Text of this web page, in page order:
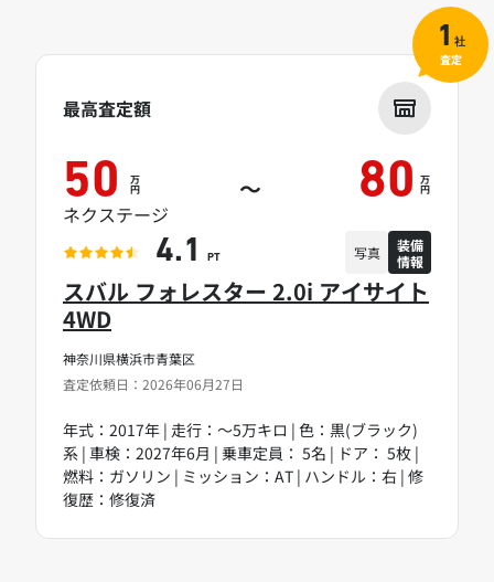
神奈川県横浜市青葉区
査定依頼日：2026年06月27日
スバル フォレスター 2.0i アイサイト
4WD
年式：2017年 | 走行：～5万キロ | 色：黒(ブラック)
系 | 車検：2027年6月 | 乗車定員： 5名 | ドア： 5枚 |
燃料：ガソリン | ミッション：AT | ハンドル：右 | 修
復歴：修復済
最高査定額
50 万
円 ～ 80 万
円
ネクステージ
4.1 PT 写真
装備
情報
1 社
査定